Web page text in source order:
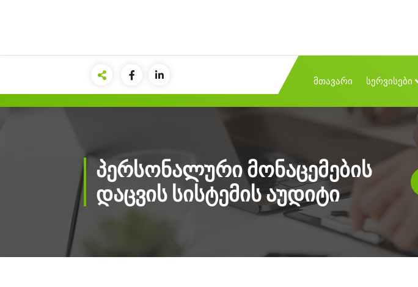
მთავარი სერვისები
პერსონალური მონაცემების
დაცვის სისტემის აუდიტი